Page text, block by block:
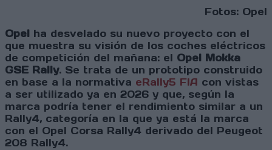
Fotos: Opel
Opel ha desvelado su nuevo proyecto con el
que muestra su visión de los coches eléctricos
de competición del mañana: el Opel Mokka
GSE Rally. Se trata de un prototipo construido
en base a la normativa eRally5 FIA con vistas
a ser utilizado ya en 2026 y que, según la
marca podría tener el rendimiento similar a un
Rally4, categoría en la que ya está la marca
con el Opel Corsa Rally4 derivado del Peugeot
208 Rally4.